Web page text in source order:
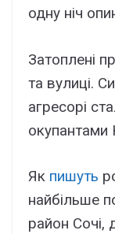
одну ніч
Затоплені
та вулиці.
агресорі
окупантами
Як пишуть
найбільше
район Сочі,